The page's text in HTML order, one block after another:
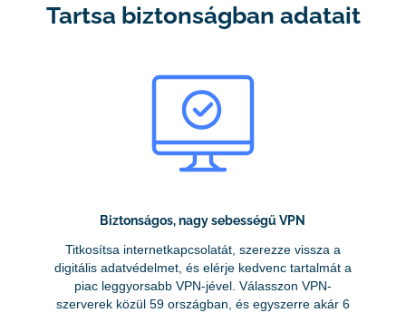
Tartsa biztonságban adatait
Biztonságos, nagy sebességű VPN
Titkosítsa internetkapcsolatát, szerezze vissza a
digitális adatvédelmet, és elérje kedvenc tartalmát a
piac leggyorsabb VPN-jével. Válasszon VPN-
szerverek közül 59 országban, és egyszerre akár 6